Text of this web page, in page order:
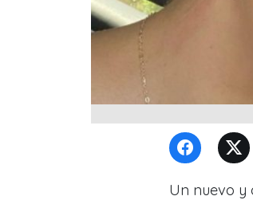
Un nuevo y